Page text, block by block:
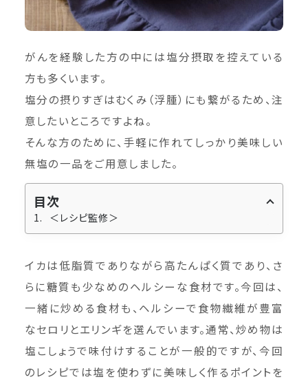
がんを経験した方の中には塩分摂取を控えている
方も多くいます。
塩分の摂りすぎはむくみ（浮腫）にも繋がるため、注
意したいところですよね。
そんな方のために、手軽に作れてしっかり美味しい
無塩の一品をご用意しました。
目次
＜レシピ監修＞
イカは低脂質でありながら高たんぱく質であり、さ
らに糖質も少なめのヘルシーな食材です。今回は、
一緒に炒める食材も、ヘルシーで食物繊維が豊富
なセロリとエリンギを選んでいます。通常、炒め物は
塩こしょうで味付けすることが一般的ですが、今回
のレシピでは塩を使わずに美味しく作るポイントを